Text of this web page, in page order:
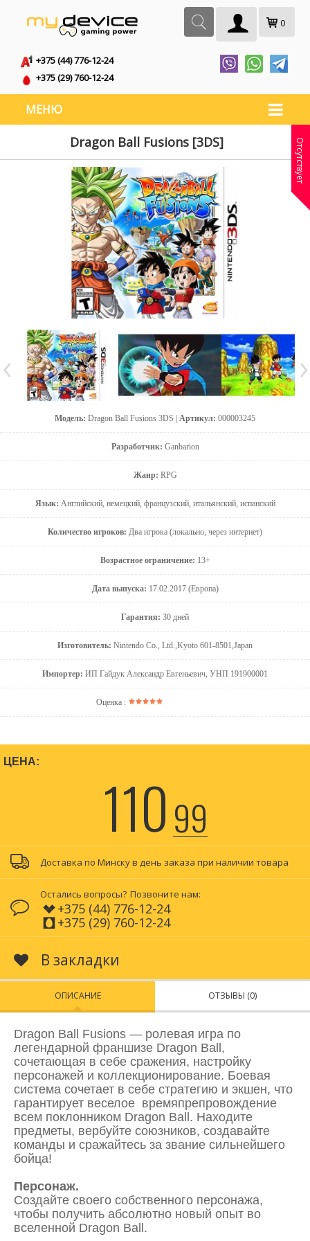
0
+375 (44) 776-12-24
+375 (29) 760-12-24
МЕНЮ
Dragon Ball Fusions [3DS]
Модель: Dragon Ball Fusions 3DS | Артикул: 000003245
Разработчик: Ganbarion
Жанр: RPG
Язык: Английский, немецкий, французский, итальянский, испанский
Количество игроков: Два игрока (локально, через интернет)
Возрастное ограничение: 13+
Дата выпуска: 17.02.2017 (Европа)
Гарантия: 30 дней
Изготовитель: Nintendo Co., Ltd.,Kyoto 601-8501,Japan
Импортер: ИП Гайдук Александр Евгеньевич, УНП 191900001
Оценка :
Отсутствует
ЦЕНА:
11099
Доставка по Минску в день заказа при наличии товара
Остались вопросы? Позвоните нам:
+375 (44) 776-12-24
+375 (29) 760-12-24
В закладки
ОПИСАНИЕ ОТЗЫВЫ (0)
Dragon Ball Fusions — ролевая игра по
легендарной франшизе Dragon Ball,
сочетающая в себе сражения, настройку
персонажей и коллекционирование. Боевая
система сочетает в себе стратегию и экшен, что
гарантирует веселое времяпрепровождение
всем поклонником Dragon Ball. Находите
предметы, вербуйте союзников, создавайте
команды и сражайтесь за звание сильнейшего
бойца!
Персонаж.
Создайте своего собственного персонажа,
чтобы получить абсолютно новый опыт во
вселенной Dragon Ball.